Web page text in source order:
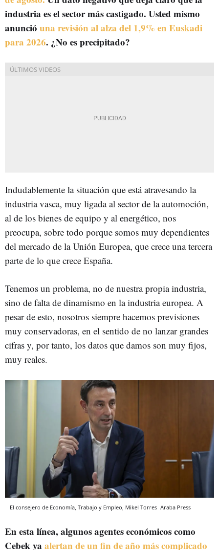
industria es el sector más castigado. Usted mismo
anunció una revisión al alza del 1,9% en Euskadi
para 2026. ¿No es precipitado?
Indudablemente la situación que está atravesando la
industria vasca, muy ligada al sector de la automoción,
al de los bienes de equipo y al energético, nos
preocupa, sobre todo porque somos muy dependientes
del mercado de la Unión Europea, que crece una tercera
parte de lo que crece España.
Tenemos un problema, no de nuestra propia industria,
sino de falta de dinamismo en la industria europea. A
pesar de esto, nosotros siempre hacemos previsiones
muy conservadoras, en el sentido de no lanzar grandes
cifras y, por tanto, los datos que damos son muy fijos,
muy reales.
El consejero de Economía, Trabajo y Empleo, Mikel Torres Araba Press
En esta línea, algunos agentes económicos como
Cebek ya alertan de un fin de año más complicado